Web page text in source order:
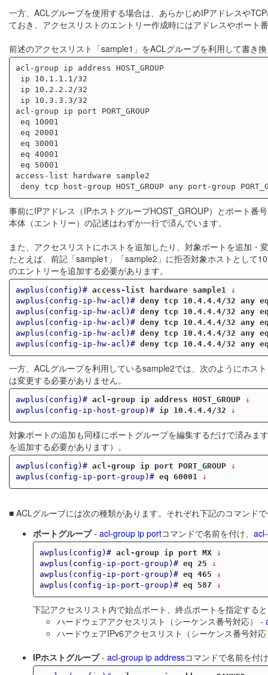
一方、ACLグループを使用する場合は、あらかじめIPアドレスや
ておき、アクセスリストのエントリー作成時にはアドレスやポー
前述のアクセスリスト「sample1」をACLグループを利用して書き
acl-group ip address HOST_GROUP
acl-group ip port PORT_GROUP
access-list hardware sample2
事前にIPアドレス（IPホストグループHOST_GROUP）とポート番
本体（エントリー）の記述はわずか一行で済んでいます。
また、アクセスリストにホストを追加したり、対象ポートを追加・
たとえば、前記「sample1」「sample2」に拒否対象ホストとして
のエントリーを追加する必要があります。
awplus(config)# access-list hardware sample1 ↓
awplus(config-ip-hw-acl)# deny tcp 10.4.4.4/32 any
awplus(config-ip-hw-acl)# deny tcp 10.4.4.4/32 any
awplus(config-ip-hw-acl)# deny tcp 10.4.4.4/32 any
awplus(config-ip-hw-acl)# deny tcp 10.4.4.4/32 any
awplus(config-ip-hw-acl)# deny tcp 10.4.4.4/32 any
一方、ACLグループを利用しているsample2では、次のようにホス
は変更する必要がありません。
awplus(config)# acl-group ip address HOST_GROUP ↓
awplus(config-ip-host-group)#
ip 10.4.4.4/32 ↓
対象ポートの追加も同様にポートグループを編集するだけで済み
を追加する必要があります）。
awplus(config)# acl-group ip port PORT_GROUP ↓
awplus(config-ip-port-group)# eq 60001 ↓
■ ACLグループには次の種類があります。それぞれ下記のコマンド
ポートグループ- acl-group ip portコマンドで名前を付け、
awplus(config)# acl-group ip port MX ↓
awplus(config-ip-port-group)# eq 25 ↓
awplus(config-ip-port-group)# eq 465 ↓
awplus(config-ip-port-group)# eq 587 ↓
下記アクセスリスト内で始点ポート、終点ポートを指定する
ハードウェアアクセスリスト（シーケンス番号対応） -
ハードウェアIPv6アクセスリスト（シーケンス番号対
IPホストグループ- acl-group ip addressコマンドで名前を付